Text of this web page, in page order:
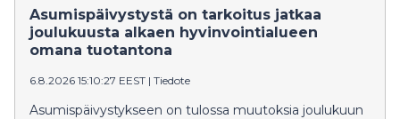
tiedota asiasta enempää.
Asumispäivystystä on tarkoitus jatkaa
joulukuusta alkaen hyvinvointialueen
omana tuotantona
6.8.2026 15:10:27 EEST | Tiedote
Asumispäivystykseen on tulossa muutoksia joulukuun